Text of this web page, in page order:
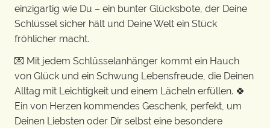
einzigartig wie Du – ein bunter Glücksbote, der Deine
Schlüssel sicher hält und Deine Welt ein Stück
fröhlicher macht.
💌 Mit jedem Schlüsselanhänger kommt ein Hauch
von Glück und ein Schwung Lebensfreude, die Deinen
Alltag mit Leichtigkeit und einem Lächeln erfüllen. 🍀
Ein von Herzen kommendes Geschenk, perfekt, um
Deinen Liebsten oder Dir selbst eine besondere